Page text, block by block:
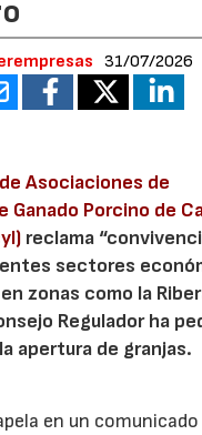
31/07/2026
Asociaciones de
Ganado Porcino de
reclama
sectores
zonas como la
Regulador ha
apertura de granjas.
en un comunicado